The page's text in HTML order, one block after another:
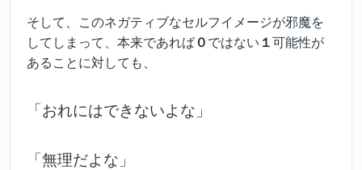
そして、このネガティブなセルフイメージが邪魔を
してしまって、本来であれば０ ではない １可能性が
あることに対しても、
「おれにはできないよな」
「無理だよな」